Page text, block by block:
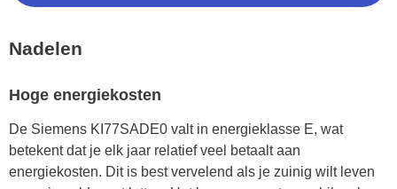
Nadelen
Hoge energiekosten
De Siemens KI77SADE0 valt in energieklasse E, wat
betekent dat je elk jaar relatief veel betaalt aan
energiekosten. Dit is best vervelend als je zuinig wilt leven